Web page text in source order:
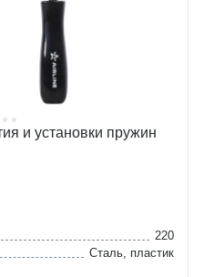
и установки пружин
220
Сталь, пластик